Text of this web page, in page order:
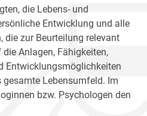
die Lebens- und
Entwicklung und alle
die zur Beurteilung relevant
Anlagen, Fähigkeiten,
Entwicklungsmöglichkeiten
Lebensumfeld. Im
bzw. Psychologen den